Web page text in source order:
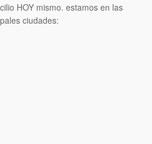
HOY mismo. estamos en las
ciudades: